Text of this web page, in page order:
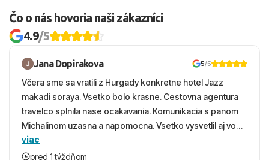
Čo o nás hovoria naši zákazníci
4.9/5
Jana Dopirakova 5/5
Včera sme sa vratili z Hurgady konkretne hotel Jazz
makadi soraya. Vsetko bolo krasne. Cestovna agentura
travelco splnila nase ocakavania. Komunikacia s panom
Michalinom uzasna a napomocna. Vsetko vysvetlil aj vo
vecernych hodinach zaco sa ospravedlnujem. Hotel
krasny, cisty. Sluzby top. Strava, prostredie, more,
viac
pred 1 týždňom